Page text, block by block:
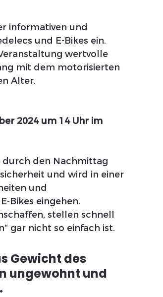
informativen und
und E-Bikes ein.
wertvolle
mit dem motorisierten
Alter.
2024 um 14 Uhr im
durch den Nachmittag
und wird in einer
und
Bikes eingehen.
stellen schnell
gar nicht so einfach ist.
Gewicht des
ungewohnt und